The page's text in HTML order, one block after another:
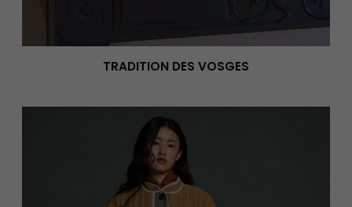
TRADITION DES VOSGES